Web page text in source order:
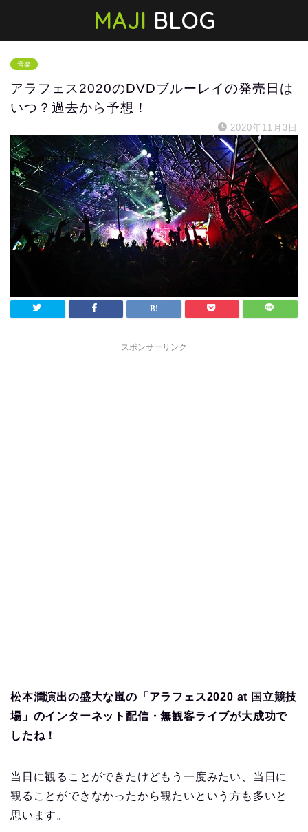
MAJI BLOG
音楽
アラフェス2020のDVDブルーレイの発売日は
いつ？過去から予想！
2020年11月3日
スポンサーリンク
松本潤演出の盛大な嵐の「アラフェス2020 at 国立競技
場」のインターネット配信・無観客ライブが大成功で
したね！
当日に観ることができたけどもう一度みたい、当日に
観ることができなかったから観たいという方も多いと
思います。